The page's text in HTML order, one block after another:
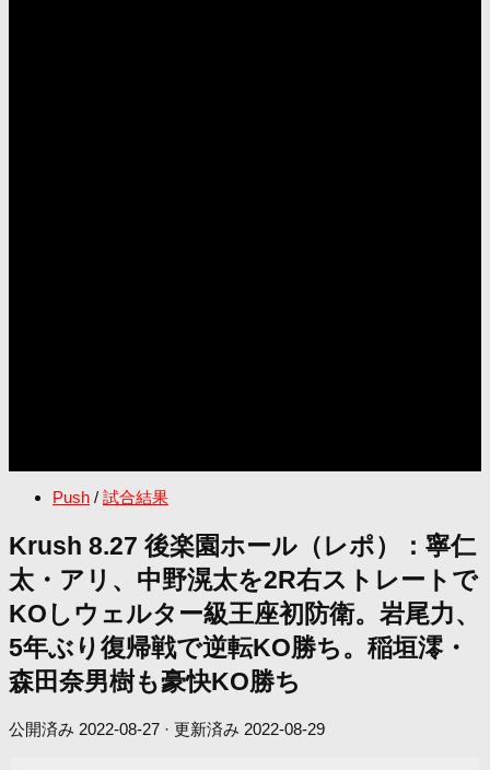
Push / 試合結果
Krush 8.27 後楽園ホール（レポ）：寧仁
太・アリ、中野滉太を2R右ストレートで
KOしウェルター級王座初防衛。岩尾力、
5年ぶり復帰戦で逆転KO勝ち。稲垣澪・
森田奈男樹も豪快KO勝ち
公開済み 2022-08-27 · 更新済み 2022-08-29